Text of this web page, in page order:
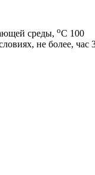
среды, оС 100
не более, час